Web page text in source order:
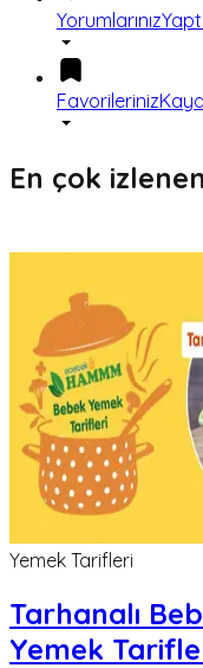
Yorumlarınız
Favorileriniz
En çok
Yemek Tarifleri
Tarhanalı
Yemek